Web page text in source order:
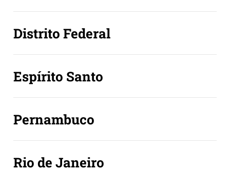
Distrito Federal
Espírito Santo
Pernambuco
Rio de Janeiro